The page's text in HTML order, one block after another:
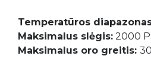
Temperatūros
Maksimalus slėgis: 2000
Maksimalus oro greitis: